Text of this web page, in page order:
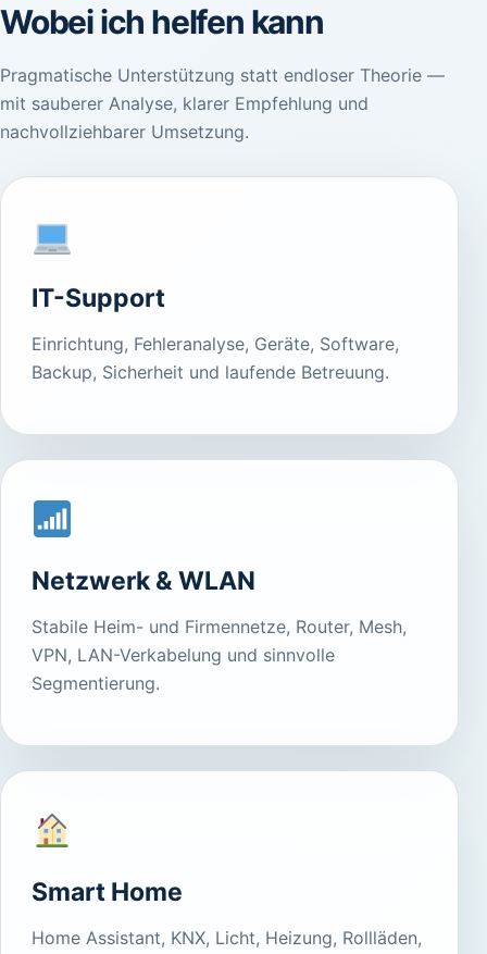
Wobei ich helfen kann
Pragmatische Unterstützung statt endloser Theorie —
mit sauberer Analyse, klarer Empfehlung und
nachvollziehbarer Umsetzung.
IT-Support
Einrichtung, Fehleranalyse, Geräte, Software,
Backup, Sicherheit und laufende Betreuung.
Netzwerk & WLAN
Stabile Heim- und Firmennetze, Router, Mesh,
VPN, LAN-Verkabelung und sinnvolle
Segmentierung.
Smart Home
Home Assistant, KNX, Licht, Heizung, Rollläden,